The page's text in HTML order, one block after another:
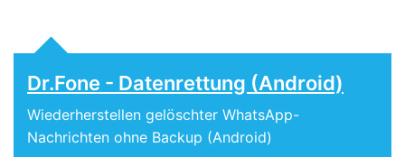
Dr.Fone - Datenrettung (Android)
Wiederherstellen gelöschter WhatsApp-
Nachrichten ohne Backup (Android)